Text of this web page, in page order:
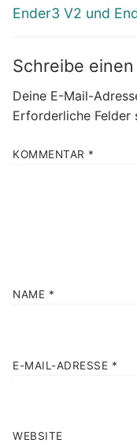
Ender3 V2 und
Schreibe
Deine E-Mail-
Erforderliche Felder
KOMMENTAR *
NAME *
E-MAIL-ADRESSE *
WEBSITE